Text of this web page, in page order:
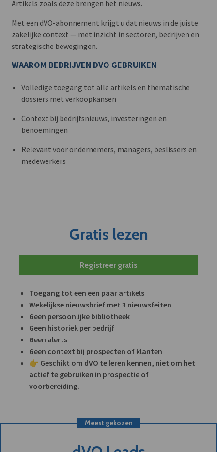
Artikels zoals deze brengen het nieuws.
Met een dVO-abonnement krijgt u dat nieuws in de juiste
zakelijke context — met inzicht in sectoren, bedrijven en
strategische bewegingen.
WAAROM BEDRIJVEN DVO GEBRUIKEN
Volledige toegang tot alle artikels en thematische
dossiers met verkoopkansen
Context bij bedrijfsnieuws, investeringen en
benoemingen
Relevant voor ondernemers, managers, beslissers en
medewerkers
Gratis lezen
Registreer gratis
Toegang tot een een paar artikels
Wekelijkse nieuwsbrief met 3 nieuwsfeiten
Geen persoonlijke bibliotheek
Geen historiek per bedrijf
Geen alerts
Geen context bij prospecten of klanten
👉 Geschikt om dVO te leren kennen, niet om het
actief te gebruiken in prospectie of
voorbereiding.
Meest gekozen